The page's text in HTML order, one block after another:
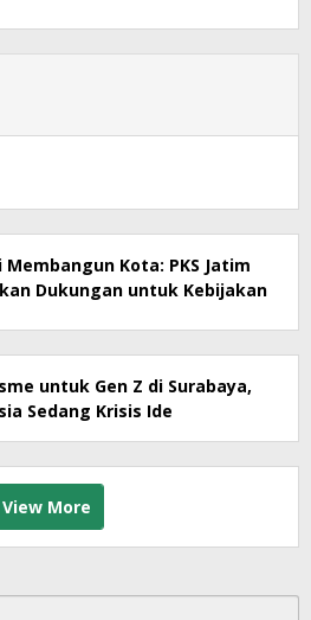
Kota: PKS Jatim
Dukungan untuk Kebijakan
untuk Gen Z di Surabaya,
Sedang Krisis Ide
View More